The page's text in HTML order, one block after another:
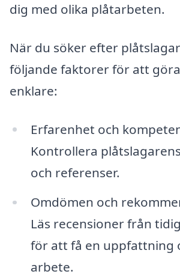
dig med olika plåtarbeten.
När du söker efter
följande faktorer för att
enklare:
Erfarenhet och
Kontrollera
och referenser.
Omdömen och
Läs recensioner från
för att få en uppfattning
arbete.